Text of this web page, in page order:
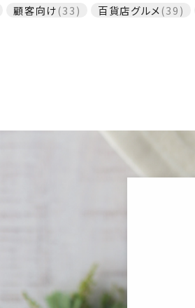
顧客向け(33) 百貨店グルメ(39)